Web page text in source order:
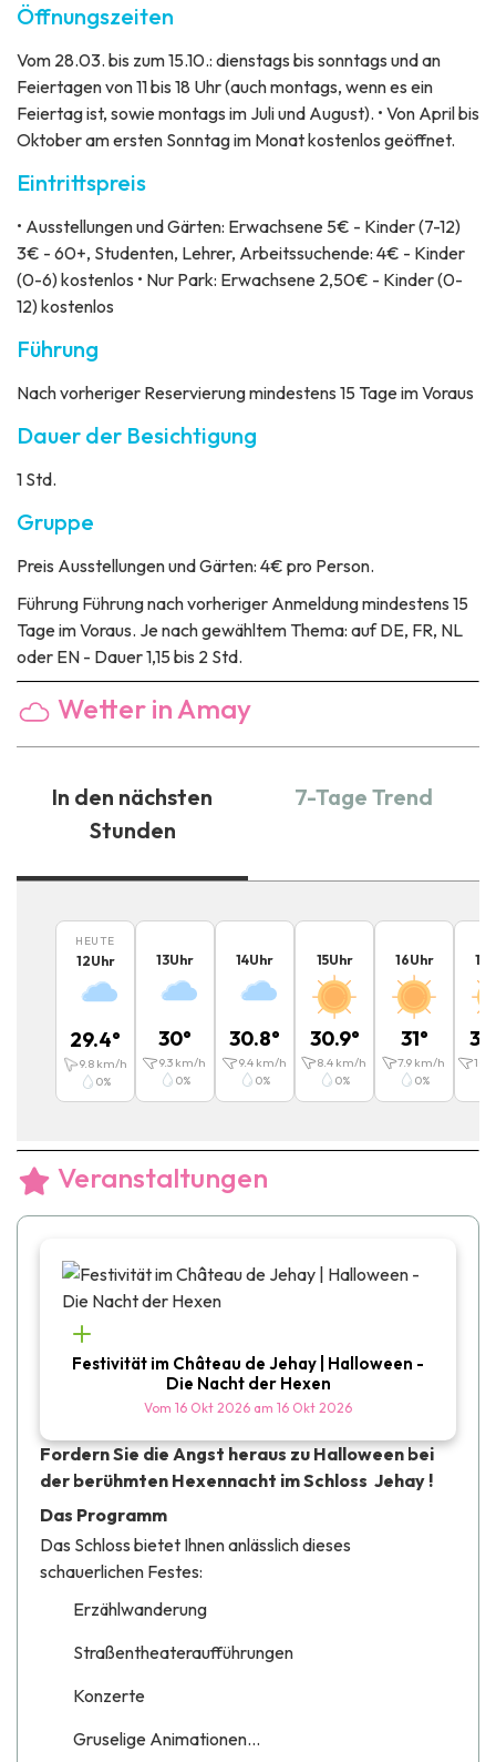
Öffnungszeiten
Vom 28.03. bis zum 15.10.: dienstags bis sonntags und an
Feiertagen von 11 bis 18 Uhr (auch montags, wenn es ein
Feiertag ist, sowie montags im Juli und August). • Von April bis
Oktober am ersten Sonntag im Monat kostenlos geöffnet.
Eintrittspreis
• Ausstellungen und Gärten: Erwachsene 5€ - Kinder (7-12)
3€ - 60+, Studenten, Lehrer, Arbeitssuchende: 4€ - Kinder
(0-6) kostenlos • Nur Park: Erwachsene 2,50€ - Kinder (0-
12) kostenlos
Führung
Nach vorheriger Reservierung mindestens 15 Tage im Voraus
Dauer der Besichtigung
1 Std.
Gruppe
Preis Ausstellungen und Gärten: 4€ pro Person.
Führung Führung nach vorheriger Anmeldung mindestens 15
Tage im Voraus. Je nach gewähltem Thema: auf DE, FR, NL
oder EN - Dauer 1,15 bis 2 Std.
Wetter in Amay
In den nächsten
Stunden
7-Tage Trend
HEUTE
12Uhr
29.4°
9.8km/h
0%
13Uhr
30°
9.3 km/h
0%
14Uhr
30.8°
9.4km/h
0%
15Uhr
30.9°
8.4 km/h
0%
16Uhr
31°
7.9 km/h
0%
17
10.2
Veranstaltungen
Festivität im Château de Jehay | Halloween -
Die Nacht der Hexen
Vom 16 Okt 2026 am 16 Okt 2026
Fordern Sie die Angst heraus zu Halloween bei
der berühmten Hexennacht im Schloss Jehay !
Das Programm
Das Schloss bietet Ihnen anlässlich dieses
schauerlichen Festes:
Erzählwanderung
Straßentheateraufführungen
Konzerte
Gruselige Animationen...